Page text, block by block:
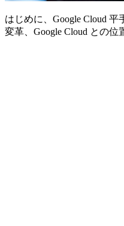
はじめに、Google Cloud
変革、Google Cloud との位